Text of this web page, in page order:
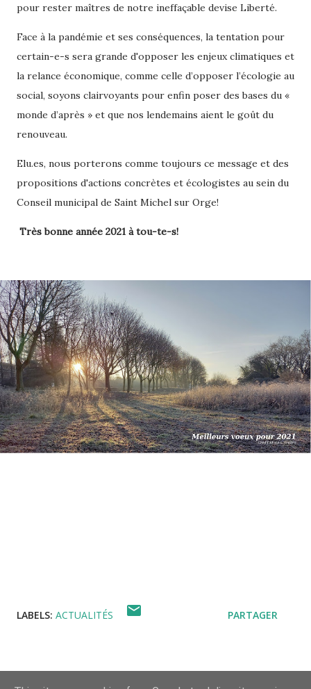
pour rester maîtres de notre ineffaçable devise Liberté.
Face à la pandémie et ses conséquences, la tentation pour
certain-e-s sera grande d'opposer les enjeux climatiques et
la relance économique, comme celle d’opposer l’écologie au
social, soyons clairvoyants pour enfin poser des bases du «
monde d’après » et que nos lendemains aient le goût du
renouveau.
Elu.es, nous porterons comme toujours ce message et des
propositions d'actions concrètes et écologistes au sein du
Conseil municipal de Saint Michel sur Orge!
Très bonne année 2021 à tou-te-s!
LABELS: ACTUALITÉS PARTAGER